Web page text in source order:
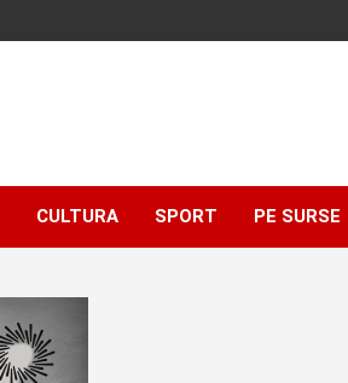
CULTURA SPORT PE SURSE